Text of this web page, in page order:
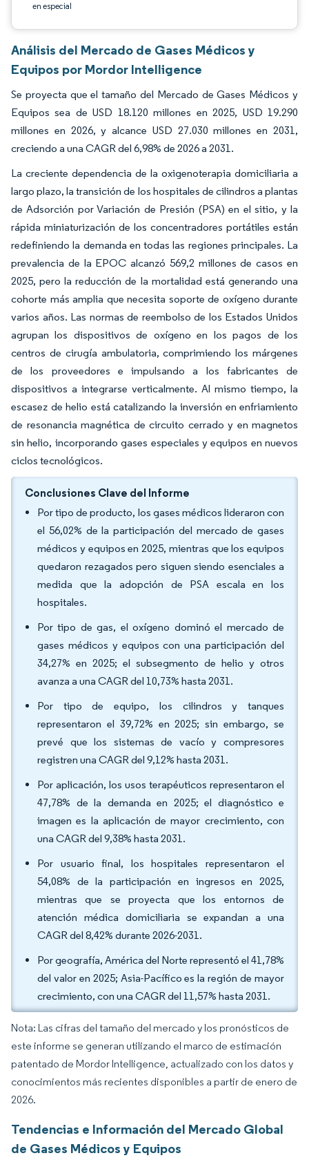
en especial
Análisis del Mercado de Gases Médicos y
Equipos por Mordor Intelligence
Se proyecta que el tamaño del Mercado de Gases Médicos y
Equipos sea de USD 18.120 millones en 2025, USD 19.290
millones en 2026, y alcance USD 27.030 millones en 2031,
creciendo a una CAGR del 6,98% de 2026 a 2031.
La creciente dependencia de la oxigenoterapia domiciliaria a
largo plazo, la transición de los hospitales de cilindros a plantas
de Adsorción por Variación de Presión (PSA) en el sitio, y la
rápida miniaturización de los concentradores portátiles están
redefiniendo la demanda en todas las regiones principales. La
prevalencia de la EPOC alcanzó 569,2 millones de casos en
2025, pero la reducción de la mortalidad está generando una
cohorte más amplia que necesita soporte de oxígeno durante
varios años. Las normas de reembolso de los Estados Unidos
agrupan los dispositivos de oxígeno en los pagos de los
centros de cirugía ambulatoria, comprimiendo los márgenes
de los proveedores e impulsando a los fabricantes de
dispositivos a integrarse verticalmente. Al mismo tiempo, la
escasez de helio está catalizando la inversión en enfriamiento
de resonancia magnética de circuito cerrado y en magnetos
sin helio, incorporando gases especiales y equipos en nuevos
ciclos tecnológicos.
Conclusiones Clave del Informe
Por tipo de producto, los gases médicos lideraron con
el 56,02% de la participación del mercado de gases
médicos y equipos en 2025, mientras que los equipos
quedaron rezagados pero siguen siendo esenciales a
medida que la adopción de PSA escala en los
hospitales.
Por tipo de gas, el oxígeno dominó el mercado de
gases médicos y equipos con una participación del
34,27% en 2025; el subsegmento de helio y otros
avanza a una CAGR del 10,73% hasta 2031.
Por tipo de equipo, los cilindros y tanques
representaron el 39,72% en 2025; sin embargo, se
prevé que los sistemas de vacío y compresores
registren una CAGR del 9,12% hasta 2031.
Por aplicación, los usos terapéuticos representaron el
47,78% de la demanda en 2025; el diagnóstico e
imagen es la aplicación de mayor crecimiento, con
una CAGR del 9,38% hasta 2031.
Por usuario final, los hospitales representaron el
54,08% de la participación en ingresos en 2025,
mientras que se proyecta que los entornos de
atención médica domiciliaria se expandan a una
CAGR del 8,42% durante 2026-2031.
Por geografía, América del Norte representó el 41,78%
del valor en 2025; Asia-Pacífico es la región de mayor
crecimiento, con una CAGR del 11,57% hasta 2031.
Nota: Las cifras del tamaño del mercado y los pronósticos de
este informe se generan utilizando el marco de estimación
patentado de Mordor Intelligence, actualizado con los datos y
conocimientos más recientes disponibles a partir de enero de
2026.
Tendencias e Información del Mercado Global
de Gases Médicos y Equipos